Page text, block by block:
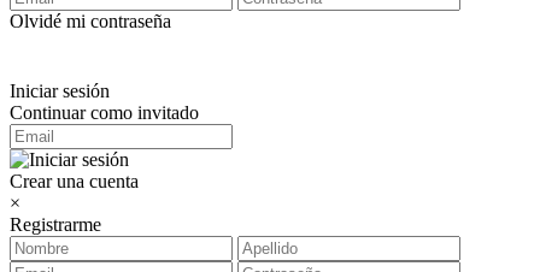
Olvidé mi contraseña
Iniciar sesión
Continuar como invitado
Crear una cuenta
×
Registrarme